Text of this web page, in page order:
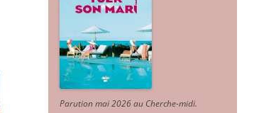
Parution mai 2026 au Cherche-midi.